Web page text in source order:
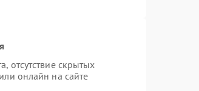
отсутствие скрытых
онлайн на сайте